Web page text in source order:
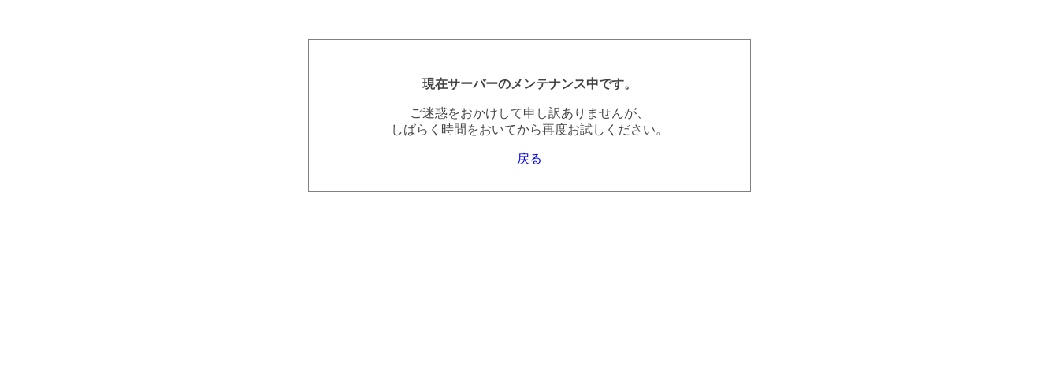
現在サーバーのメンテナンス中です。
ご迷惑をおかけして申し訳ありませんが、
しばらく時間をおいてから再度お試しください。
戻る